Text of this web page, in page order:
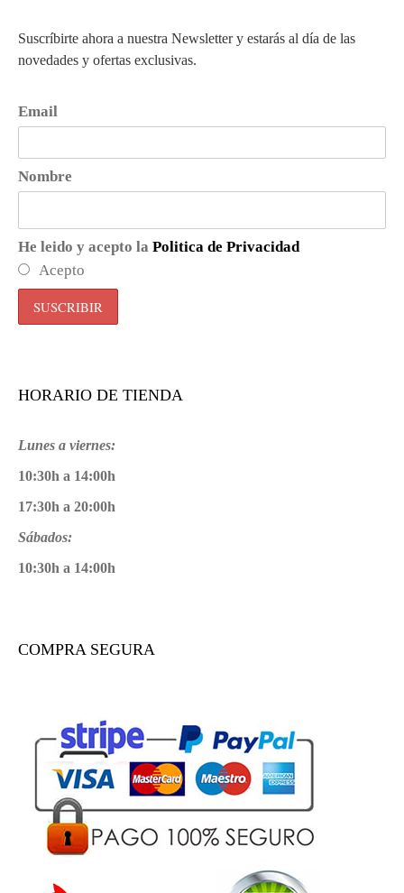
Suscríbirte ahora a nuestra Newsletter y estarás al día de las
novedades y ofertas exclusivas.
Email
Nombre
He leido y acepto la Politica de Privacidad
Acepto
HORARIO DE TIENDA
Lunes a viernes:
10:30h a 14:00h
17:30h a 20:00h
Sábados:
10:30h a 14:00h
COMPRA SEGURA